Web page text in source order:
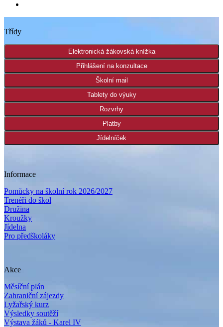
Třídy
Elektronická žákovská knížka
Přihlášení na konzultace
Školní mail
Tablety do výuky
Rozvrhy
Platby
Jídelníček
Informace
Pomůcky na školní rok 2026/2027
Trenéři do škol
Družina
Kroužky
Jídelna
Pro předškoláky
Akce
Měsíční plán
Zahraniční zájezdy
Lyžařský kurz
Výsledky soutěží
Výstava žáků - Karel IV